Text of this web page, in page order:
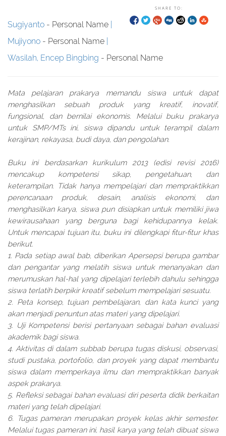
SHARE TO:
Sugiyanto - Personal Name
Mujiyono - Personal Name
Wasilah, Encep Bingbing - Personal Name
Mata pelajaran prakarya memandu siswa untuk dapat
menghasilkan sebuah produk yang kreatif, inovatif,
fungsional, dan bernilai ekonomis. Melalui buku prakarya
untuk SMP/MTs ini, siswa dipandu untuk terampil dalam
kerajinan, rekayasa, budi daya, dan pengolahan.
Buku ini berdasarkan kurikulum 2013 (edisi revisi 2016)
mencakup kompetensi sikap, pengetahuan, dan
keterampilan. Tidak hanya mempelajari dan mempraktikkan
perencanaan produk, desain, analisis ekonomi, dan
menghasilkan karya, siswa pun disiapkan untuk memiliki jiwa
kewirausahaan yang berguna bagi kehidupannya kelak.
Untuk mencapai tujuan itu, buku ini dilengkapi fitur-fitur khas
berikut.
1. Pada setiap awal bab, diberikan Apersepsi berupa gambar
dan pengantar yang melatih siswa untuk menanyakan dan
merumuskan hal-hal yang dipelajari terlebih dahulu sehingga
siswa terlatih berpikir kreatif sebelum mempelajari sesuatu.
2. Peta konsep, tujuan pembelajaran, dan kata kunci yang
akan menjadi penuntun atas materi yang dipelajari.
3. Uji Kompetensi berisi pertanyaan sebagai bahan evaluasi
akademik bagi siswa.
4. Aktivitas di dalam subbab berupa tugas diskusi, observasi,
studi pustaka, portofolio, dan proyek yang dapat membantu
siswa dalam memperkaya ilmu dan mempraktikkan banyak
aspek prakarya.
5. Refleksi sebagai bahan evaluasi diri peserta didik berkaitan
materi yang telah dipelajari.
6. Tugas pameran merupakan proyek kelas akhir semester.
Melalui tugas pameran ini, hasil karya yang telah dibuat siswa